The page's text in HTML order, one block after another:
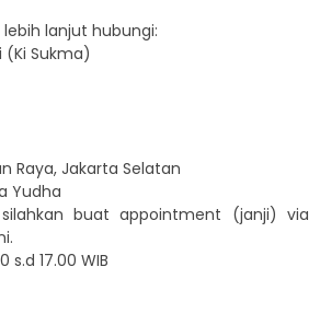
lanjut hubungi:
(Ki Sukma)
Raya, Jakarta Selatan
Yudha
buat appointment (janji) via
s.d 17.00 WIB